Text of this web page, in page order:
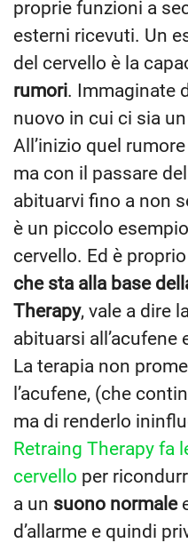
proprie funzioni a
esterni ricevuti. Un
del cervello è la
rumori. Immaginate
nuovo in cui ci sia
All’inizio quel
ma con il passare
abituarvi fino a non
è un piccolo
cervello. Ed è
che sta alla base
Therapy, vale a dire
abituarsi all’acufene
La terapia non
l’acufene, (che
ma di renderlo
Retraing Therapy fa
cervello per
a un suono normale
d’allarme e quindi